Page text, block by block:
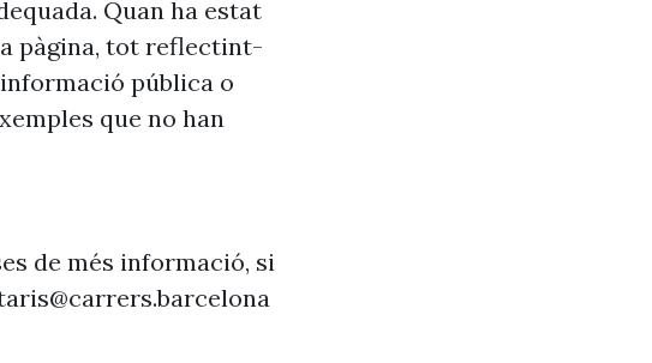
Quan ha estat
pàgina, tot reflectint-
pública o
que no han
de més informació, si